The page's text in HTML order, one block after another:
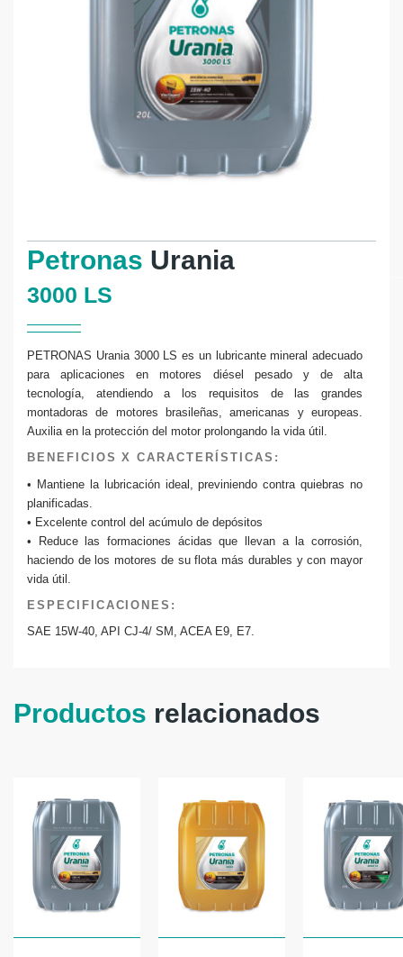
Petronas Urania
3000 LS
PETRONAS Urania 3000 LS es un lubricante mineral adecuado
para aplicaciones en motores diésel pesado y de alta
tecnología, atendiendo a los requisitos de las grandes
montadoras de motores brasileñas, americanas y europeas.
Auxilia en la protección del motor prolongando la vida útil.
BENEFICIOS X CARACTERÍSTICAS:
• Mantiene la lubricación ideal, previniendo contra quiebras no
planificadas.
• Excelente control del acúmulo de depósitos
• Reduce las formaciones ácidas que llevan a la corrosión,
haciendo de los motores de su flota más durables y con mayor
vida útil.
ESPECIFICACIONES:
SAE 15W-40, API CJ-4/ SM, ACEA E9, E7.
Productos relacionados